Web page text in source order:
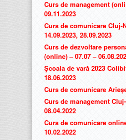
Curs de management
09.11.2023
Curs de comunicare Cluj-
14.09.2023, 28.09.2023
Curs de dezvoltare
(online) – 07.07 –
Școala de vară 2023
18.06.2023
Curs de comunicare
Curs de management
08.04.2022
Curs de comunicare
10.02.2022